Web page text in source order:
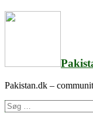
Videre
Pakistan.dk –
Søg
efter